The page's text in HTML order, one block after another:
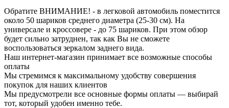
Обратите ВНИМАНИЕ! - в легковой автомобиль поместится
около 50 шариков среднего диаметра (25-30 см). На
универсале и кроссовере - до 75 шариков. При этом обзор
будет сильно затруднен, так как Вы не сможете
воспользоваться зеркалом заднего вида.
Наш интернет-магазин принимает все возможные способы
оплаты
Мы стремимся к максимальному удобству совершения
покупок для наших клиентов
Мы предусмотрели все основные формы оплаты — выбирай
тот, который удобен именно тебе.